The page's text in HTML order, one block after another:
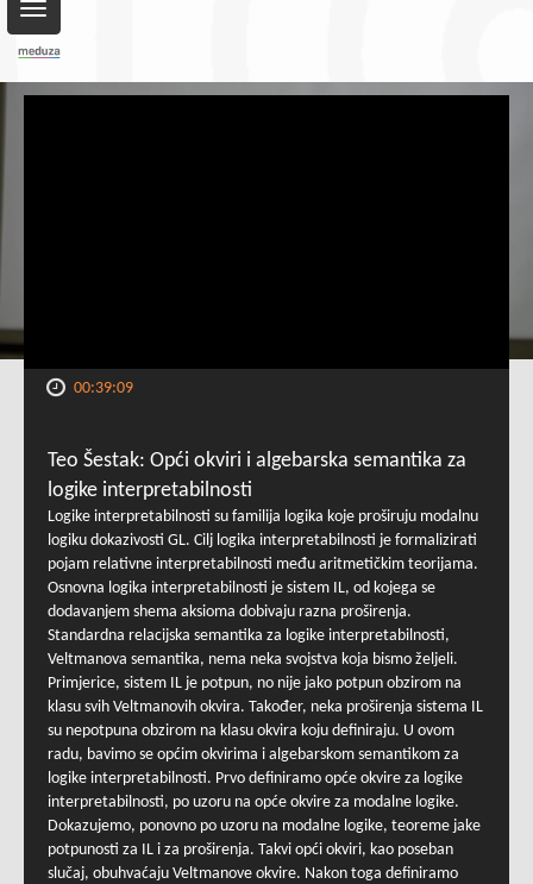
Toggle
navigation
00:39:09
Teo Šestak: Opći okviri i algebarska semantika za
logike interpretabilnosti
Logike interpretabilnosti su familija logika koje proširuju modalnu
logiku dokazivosti GL. Cilj logika interpretabilnosti je formalizirati
pojam relativne interpretabilnosti među aritmetičkim teorijama.
Osnovna logika interpretabilnosti je sistem IL, od kojega se
dodavanjem shema aksioma dobivaju razna proširenja.
Standardna relacijska semantika za logike interpretabilnosti,
Veltmanova semantika, nema neka svojstva koja bismo željeli.
Primjerice, sistem IL je potpun, no nije jako potpun obzirom na
klasu svih Veltmanovih okvira. Također, neka proširenja sistema IL
su nepotpuna obzirom na klasu okvira koju definiraju. U ovom
radu, bavimo se općim okvirima i algebarskom semantikom za
logike interpretabilnosti. Prvo definiramo opće okvire za logike
interpretabilnosti, po uzoru na opće okvire za modalne logike.
Dokazujemo, ponovno po uzoru na modalne logike, teoreme jake
potpunosti za IL i za proširenja. Takvi opći okviri, kao poseban
slučaj, obuhvaćaju Veltmanove okvire. Nakon toga definiramo